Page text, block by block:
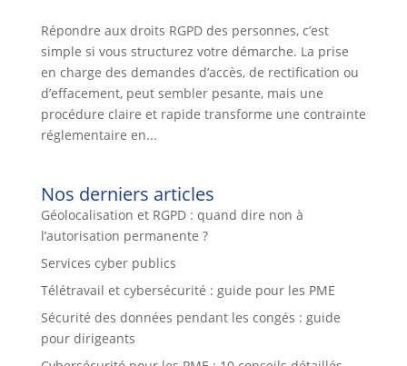
Répondre aux droits RGPD des personnes, c’est
simple si vous structurez votre démarche. La prise
en charge des demandes d’accès, de rectification ou
d’effacement, peut sembler pesante, mais une
procédure claire et rapide transforme une contrainte
réglementaire en...
Nos derniers articles
Géolocalisation et RGPD : quand dire non à
l’autorisation permanente ?
Services cyber publics
Télétravail et cybersécurité : guide pour les PME
Sécurité des données pendant les congés : guide
pour dirigeants